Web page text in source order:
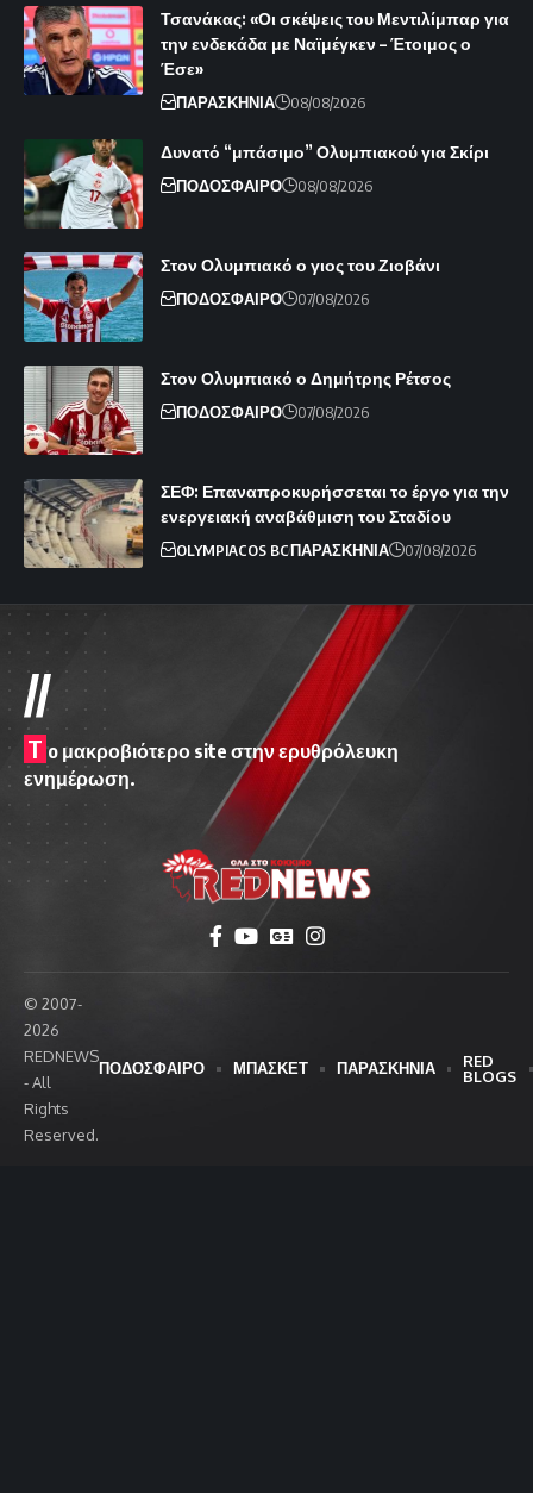
Τσανάκας: «Οι σκέψεις του Μεντιλίμπαρ για
την ενδεκάδα με Ναϊμέγκεν – Έτοιμος ο
Έσε»
ΠΑΡΑΣΚΗΝΙΑ 08/08/2026
Δυνατό “μπάσιμο” Ολυμπιακού για Σκίρι
ΠΟΔΟΣΦΑΙΡΟ 08/08/2026
Στον Ολυμπιακό ο γιος του Ζιοβάνι
ΠΟΔΟΣΦΑΙΡΟ 07/08/2026
Στον Ολυμπιακό ο Δημήτρης Ρέτσος
ΠΟΔΟΣΦΑΙΡΟ 07/08/2026
ΣΕΦ: Επαναπροκυρήσσεται το έργο για την
ενεργειακή αναβάθμιση του Σταδίου
OLYMPIACOS BCΠΑΡΑΣΚΗΝΙΑ 07/08/2026
//
T o μακροβιότερο site στην ερυθρόλευκη
ενημέρωση.
© 2007-
2026
REDNEWS
- All
Rights
Reserved.
ΠΟΔΟΣΦΑΙΡΟ ΜΠΑΣΚΕΤ ΠΑΡΑΣΚΗΝΙΑ
RED
BLOGS